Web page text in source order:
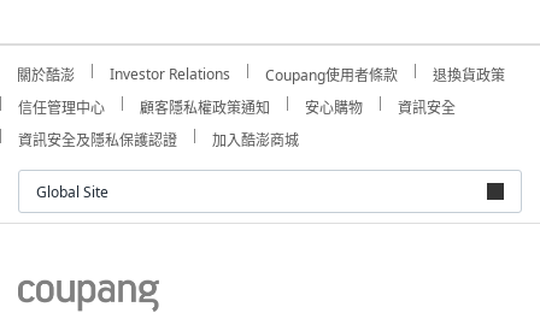
關於酷澎 Investor Relations Coupang使用者條款
退換貨政策
信任管理中心
顧客隱私權政策通知 安心購物
資訊安全
資訊安全及隱私保護認證
加入酷澎商城
Global Site